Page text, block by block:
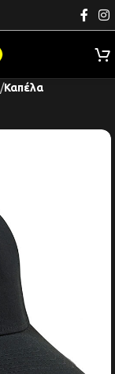
Καπέλα